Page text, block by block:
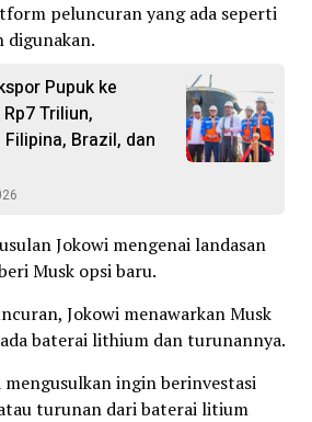
peluncuran yang ada seperti
digunakan.
Pupuk ke
Triliun,
Brazil, dan
Jokowi mengenai landasan
Musk opsi baru.
Jokowi menawarkan Musk
baterai lithium dan turunannya.
mengusulkan ingin berinvestasi
turunan dari baterai litium